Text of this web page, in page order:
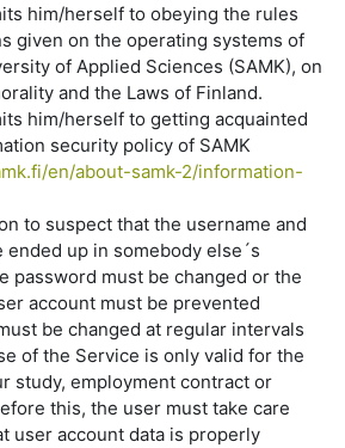
him/herself to obeying the rules
given on the operating systems of
of Applied Sciences (SAMK), on
and the Laws of Finland.
him/herself to getting acquainted
security policy of SAMK
en/about-samk-2/information-
to suspect that the username and
ended up in somebody else´s
password must be changed or the
account must be prevented
be changed at regular intervals
of the Service is only valid for the
study, employment contract or
this, the user must take care
user account data is properly